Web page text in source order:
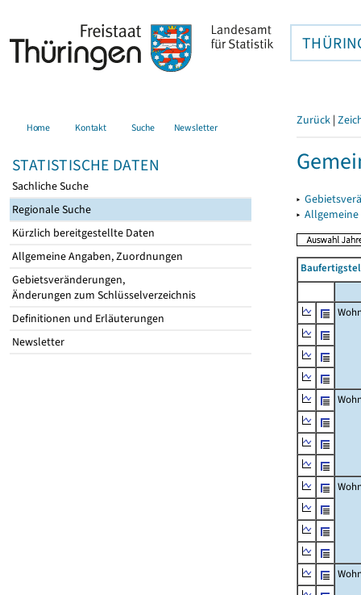
Home Kontakt Suche Newsletter
STATISTISCHE DATEN
Sachliche Suche
Regionale Suche
Kürzlich bereitgestellte Daten
Allgemeine Angaben, Zuordnungen
Gebietsveränderungen,
Änderungen zum Schlüsselverzeichnis
Definitionen und Erläuterungen
Newsletter
Zurück |
▸
▸